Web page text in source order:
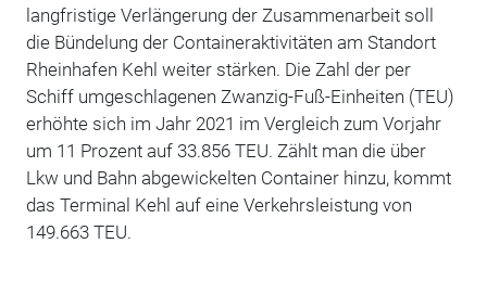
langfristige Verlängerung der Zusammenarbeit soll
die Bündelung der Containeraktivitäten am Standort
Rheinhafen Kehl weiter stärken. Die Zahl der per
Schiff umgeschlagenen Zwanzig-Fuß-Einheiten (TEU)
erhöhte sich im Jahr 2021 im Vergleich zum Vorjahr
um 11 Prozent auf 33.856 TEU. Zählt man die über
Lkw und Bahn abgewickelten Container hinzu, kommt
das Terminal Kehl auf eine Verkehrsleistung von
149.663 TEU.